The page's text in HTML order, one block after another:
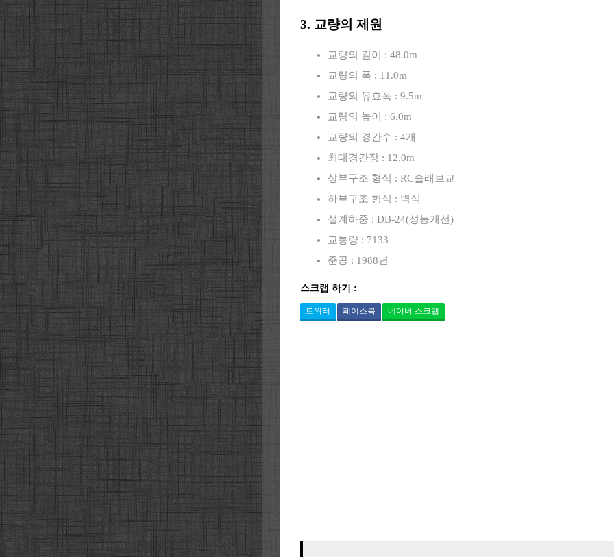
3. 교량의 제원
교량의 길이 : 48.0m
교량의 폭 : 11.0m
교량의 유효폭 : 9.5m
교량의 높이 : 6.0m
교량의 경간수 : 4개
최대경간장 : 12.0m
상부구조 형식 : RC슬래브교
하부구조 형식 : 벽식
설계하중 : DB-24(성능개선)
교통량 : 7133
준공 : 1988년
스크랩 하기 :
트위터 페이스북 네이버 스크랩